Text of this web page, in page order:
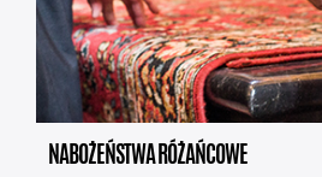
NABOŻEŃSTWA RÓŻAŃCOWE